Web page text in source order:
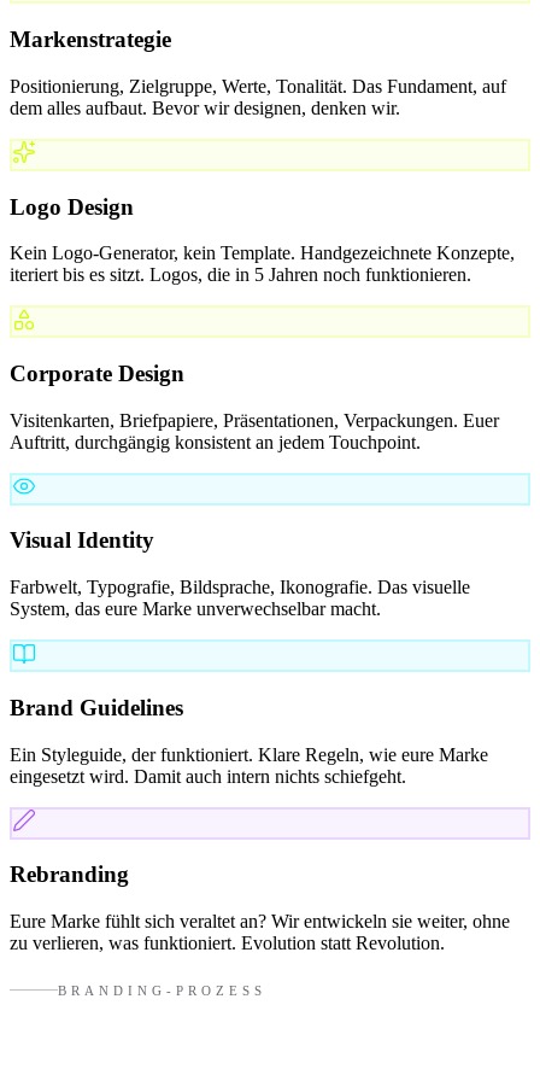
Markenstrategie
Positionierung, Zielgruppe, Werte, Tonalität. Das Fundament, auf
dem alles aufbaut. Bevor wir designen, denken wir.
Logo Design
Kein Logo-Generator, kein Template. Handgezeichnete Konzepte,
iteriert bis es sitzt. Logos, die in 5 Jahren noch funktionieren.
Corporate Design
Visitenkarten, Briefpapiere, Präsentationen, Verpackungen. Euer
Auftritt, durchgängig konsistent an jedem Touchpoint.
Visual Identity
Farbwelt, Typografie, Bildsprache, Ikonografie. Das visuelle
System, das eure Marke unverwechselbar macht.
Brand Guidelines
Ein Styleguide, der funktioniert. Klare Regeln, wie eure Marke
eingesetzt wird. Damit auch intern nichts schiefgeht.
Rebranding
Eure Marke fühlt sich veraltet an? Wir entwickeln sie weiter, ohne
zu verlieren, was funktioniert. Evolution statt Revolution.
BRANDING-PROZESS